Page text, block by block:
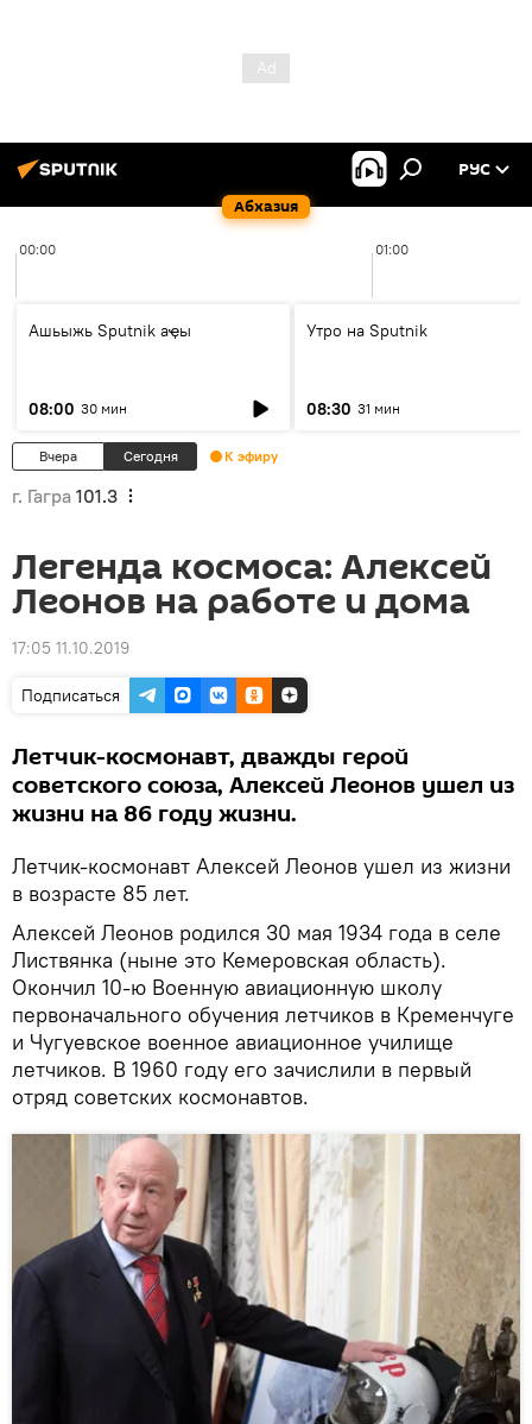
Абхазия
РУС
00:00 01:00
Ашьыжь Sputnik аҿы
08:00 30 мин
Утро на Sputnik
08:30 31 мин
Вчера Сегодня К эфиру
г. Гагра 101.3
Легенда космоса: Алексей
Леонов на работе и дома
17:05 11.10.2019
Подписаться
Летчик-космонавт, дважды герой
советского союза, Алексей Леонов ушел из
жизни на 86 году жизни.
Летчик-космонавт Алексей Леонов ушел из жизни
в возрасте 85 лет.
Алексей Леонов родился 30 мая 1934 года в селе
Листвянка (ныне это Кемеровская область).
Окончил 10-ю Военную авиационную школу
первоначального обучения летчиков в Кременчуге
и Чугуевское военное авиационное училище
летчиков. В 1960 году его зачислили в первый
отряд советских космонавтов.